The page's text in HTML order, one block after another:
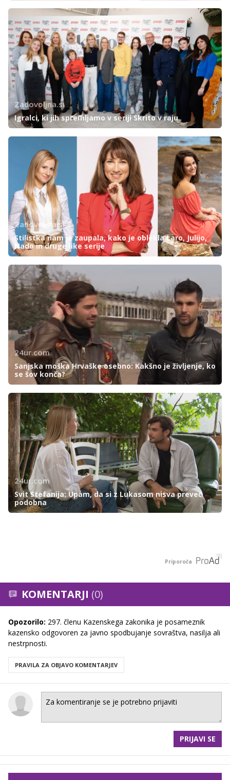
Zadovoljna.si
Igralci, ki jih spremljamo v seriji Skrito v raju
Zadovoljna.si
Stilistka nam je zaupala, kako je oblekla Laro, Julijo,
Nado in druge like serije
24ur.com
Sanjska moška Hrvaške osebno: Kakšno je življenje, ko
se šov konča?
24ur.com
Svit Stefanija: Upam, da si z Lukasom nisva preveč
podobna
Priporoča
KOMENTARJI (0)
Opozorilo: 297. členu Kazenskega zakonika je posameznik
kazensko odgovoren za javno spodbujanje sovraštva, nasilja ali
nestrpnosti.
PRAVILA ZA OBJAVO KOMENTARJEV
PRIJAVI SE